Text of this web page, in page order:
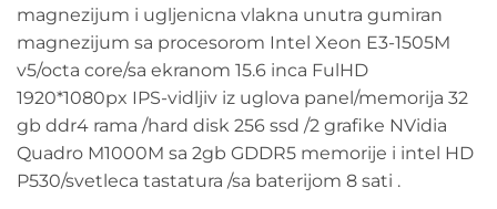
magnezijum i ugljenicna vlakna unutra gumiran
magnezijum sa procesorom Intel Xeon E3-1505M
v5/octa core/sa ekranom 15.6 inca FulHD
1920*1080px IPS-vidljiv iz uglova panel/memorija 32
gb ddr4 rama /hard disk 256 ssd /2 grafike NVidia
Quadro M1000M sa 2gb GDDR5 memorije i intel HD
P530/svetleca tastatura /sa baterijom 8 sati .